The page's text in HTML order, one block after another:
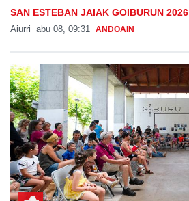
SAN ESTEBAN JAIAK GOIBURUN 2026
Aiurri abu 08, 09:31 ANDOAIN